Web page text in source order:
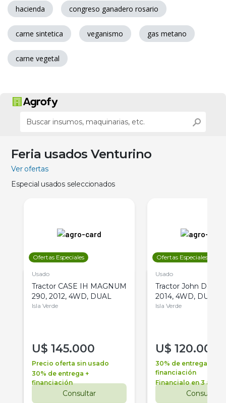
hacienda congreso ganadero rosario
carne sintetica veganismo gas metano
carne vegetal
Feria usados Venturino
Ver ofertas
Especial usados seleccionados
Ofertas Especiales
Usado
Tractor CASE IH MAGNUM
290, 2012, 4WD, DUAL
Isla Verde
U$ 145.000
Precio oferta sin usado
30% de entrega +
financiación
Consultar
Ofertas Especiales
Usado
Tractor John Deere
2014, 4WD, DUAL
Isla Verde
U$ 120.000
30% de entrega +
financiación
Financialo en 3 años
Consultar